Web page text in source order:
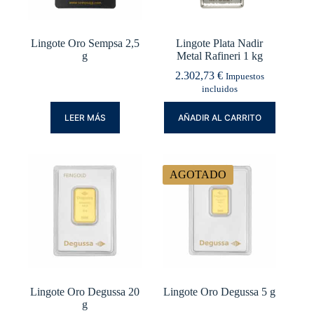
Lingote Oro Sempsa 2,5
g
LEER MÁS
Lingote Plata Nadir
Metal Rafineri 1 kg
2.302,73 € Impuestos
incluidos
AÑADIR AL CARRITO
Lingote Oro Degussa 20
g
AGOTADO
Lingote Oro Degussa 5 g